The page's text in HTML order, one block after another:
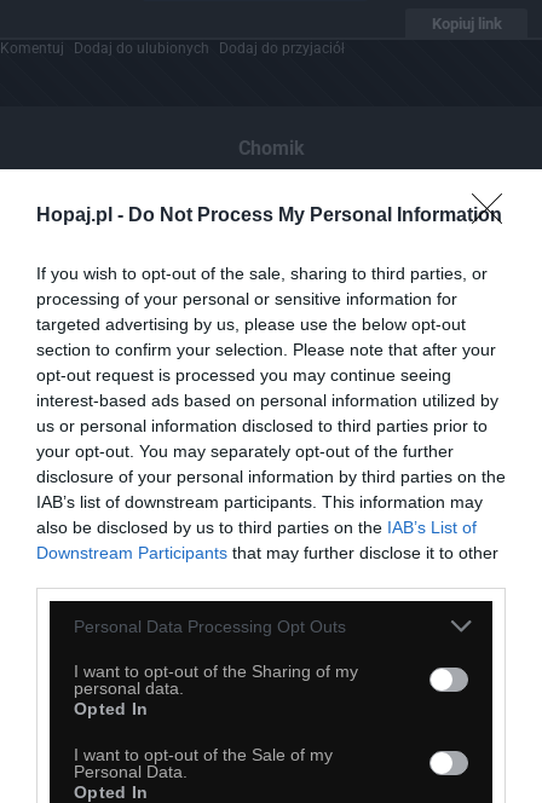
Hopaj.pl - Do Not Process My Personal Information
If you wish to opt-out of the sale, sharing to third parties, or
processing of your personal or sensitive information for
targeted advertising by us, please use the below opt-out
section to confirm your selection. Please note that after your
opt-out request is processed you may continue seeing
interest-based ads based on personal information utilized by
us or personal information disclosed to third parties prior to
your opt-out. You may separately opt-out of the further
disclosure of your personal information by third parties on the
IAB’s list of downstream participants. This information may
also be disclosed by us to third parties on the IAB’s List of
Downstream Participants that may further disclose it to other
Personal Data Processing Opt Outs
I want to opt-out of the Sharing of my
personal data.
Opted In
I want to opt-out of the Sale of my
Personal Data.
Opted In
Kopiuj link
Komentuj Dodaj do ulubionych Dodaj do przyjaciół
Chomik
Dodaj do ulubionych Dodaj do przyjaciół